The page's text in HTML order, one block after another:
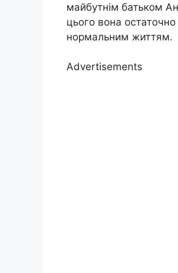
майбутнім батьком
цього вона
нормальним життям.
Advertisements